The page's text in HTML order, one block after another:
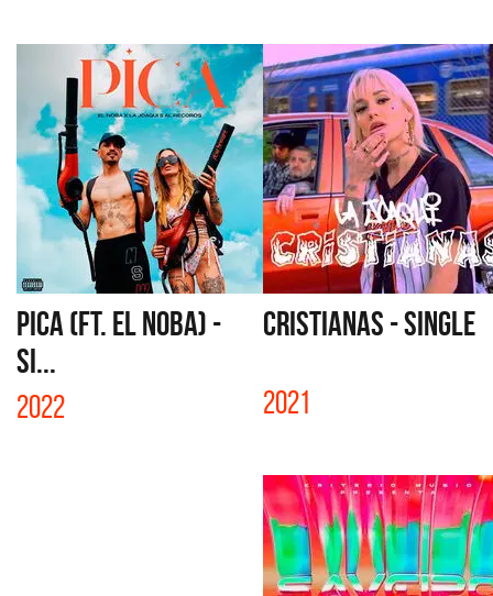
PICA (FT. EL NOBA) -
SI...
2022
CRISTIANAS - SINGLE
2021